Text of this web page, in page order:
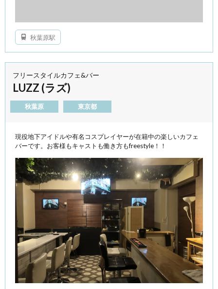
秋葉原駅
フリースタイルカフェ&バー
LUZZ (ラズ)
秋葉原 東京都
現役地下アイドルや有名コスプレイヤーが在籍中の楽しいカフェ
バーです。お客様もキャストも働き方もfreestyle！！